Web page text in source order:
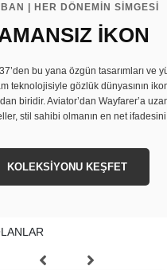
| HER DÖNEMİN SİMGESİ
İKON
bu yana özgün tasarımları ve
teknolojisiyle gözlük dünyasının
biridir. Aviator’dan Wayfarer’a
stil sahibi olmanın en net ifadesini
KOLEKSİYONU KEŞFET